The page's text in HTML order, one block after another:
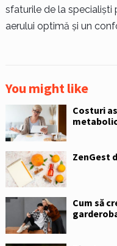
sfaturile de la specialiști
aerului optimă și un
You might like
Costuri
ZenGest
Cum să